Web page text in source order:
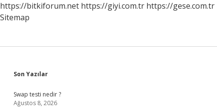
https://bitkiforum.net https://giyi.com.tr https://gese.com.tr
Sitemap
Sidebar
Son Yazılar
Swap testi nedir ?
Ağustos 8, 2026